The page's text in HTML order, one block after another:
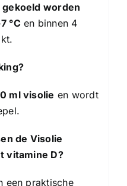
gekoeld worden
°C en binnen 4
ml visolie en wordt
de Visolie
vitamine D?
een praktische